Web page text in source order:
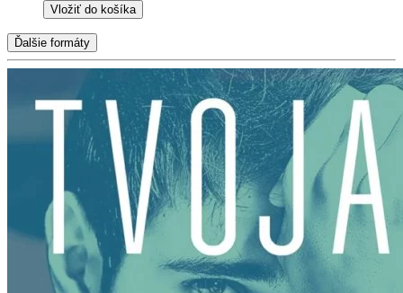
Vložiť do košíka
Ďalšie formáty